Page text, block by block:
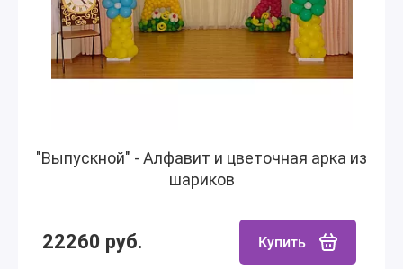
"Выпускной" - Алфавит и цветочная арка из
шариков
22260 руб. Купить